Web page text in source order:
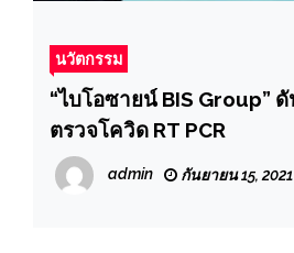
นวัตกรรม
“ไบโอซายน์ BIS Group” ดันนวัตกรรมชุด
ตรวจโควิด RT PCR
admin กันยายน 15, 2021